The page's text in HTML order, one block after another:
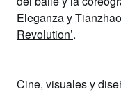
Eleganzay
Revolution’.
Cine, visuales y